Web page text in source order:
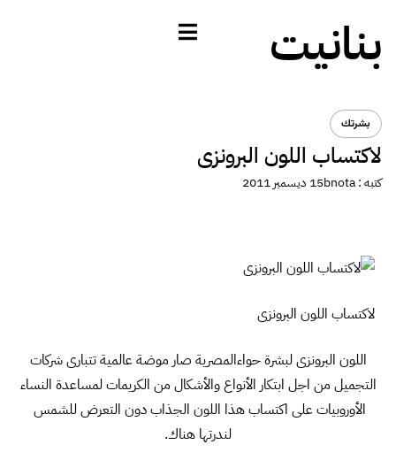
بنانيت
بشرتك
لاكتساب اللون البرونزى
كتبه :bnota15 ديسمبر 2011
لاكتساب اللون البرونزى
اللون البرونزى لبشرة حواءالمصرية صار موضة عالمية تتبارى شركات
التجميل من اجل ابتكار الأنواع والأشكال من الكريمات لمساعدة النساء
الأوروبيات على اكتساب هذا اللون الجذاب دون التعرض للشمس
لندرتها هناك.